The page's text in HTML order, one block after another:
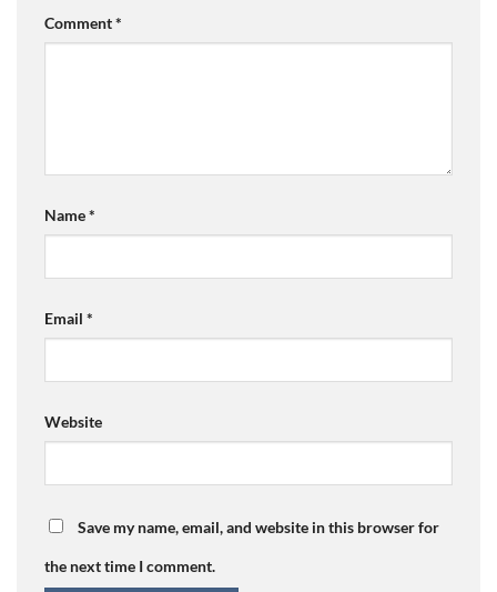
Comment*
Name*
Email *
Website
Save my name, email, and website in this browser for
the next time I comment.